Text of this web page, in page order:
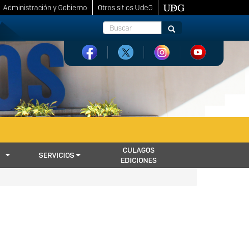
Administración y Gobierno
Otros sitios UdeG
Buscar
Buscar
SERVICIOS
CULAGOS
EDICIONES